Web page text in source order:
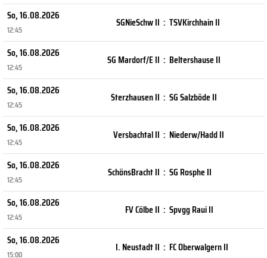
So, 16.08.2026
12:45
SGNieSchw II : TSVKirchhain II
So, 16.08.2026
12:45
SG Mardorf/E II : Beltershause II
So, 16.08.2026
12:45
Sterzhausen II : SG Salzböde II
So, 16.08.2026
12:45
Versbachtal II : Niederw/Hadd II
So, 16.08.2026
12:45
SchönsBracht II : SG Rosphe II
So, 16.08.2026
12:45
FV Cölbe II : Spvgg Raui II
So, 16.08.2026
15:00
I. Neustadt II : FC Oberwalgern II